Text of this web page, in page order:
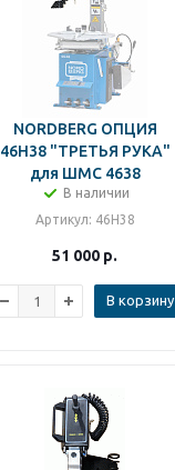
NORDBERG ОПЦИЯ
46H38 "ТРЕТЬЯ РУКА"
для ШМС 4638
В наличии
Артикул: 46H38
51 000 р.
В корзину